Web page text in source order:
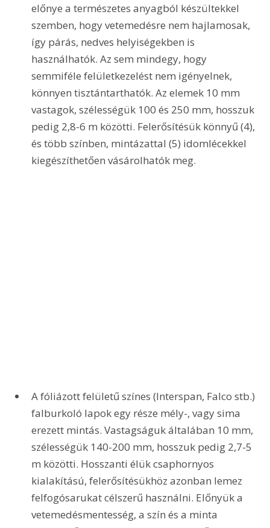
előnye a természetes anyagból készültekkel
szemben, hogy vetemedésre nem hajlamosak,
így párás, nedves helyiségekben is
használhatók. Az sem mindegy, hogy
semmiféle felületkezelést nem igényelnek,
könnyen tisztántarthatók. Az elemek 10 mm
vastagok, szélességük 100 és 250 mm, hosszuk
pedig 2,8-6 m közötti. Felerősítésük könnyű (4),
és több színben, mintázattal (5) idomlécekkel
kiegészíthetően vásárolhatók meg.
A fóliázott felületű színes (Interspan, Falco stb.)
falburkoló lapok egy része mély-, vagy sima
erezett mintás. Vastagságuk általában 10 mm,
szélességük 140-200 mm, hosszuk pedig 2,7-5
m közötti. Hosszanti élük csaphornyos
kialakítású, felerősítésükhöz azonban lemez
felfogósarukat célszerű használni. Előnyük a
vetemedésmentesség, a szín és a minta